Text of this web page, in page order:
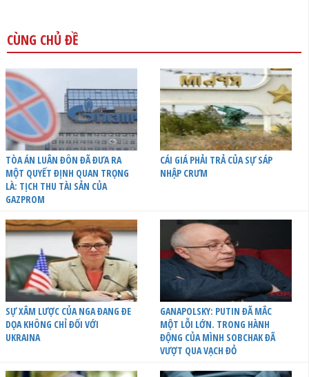
CÙNG CHỦ ĐỀ
TÒA ÁN LUÂN ĐÔN ĐÃ ĐƯA RA
MỘT QUYẾT ĐỊNH QUAN TRỌNG
LÀ: TỊCH THU TÀI SẢN CỦA
GAZPROM
CÁI GIÁ PHẢI TRẢ CỦA SỰ SÁP
NHẬP CRƯM
SỰ XÂM LƯỢC CỦA NGA ĐANG ĐE
DỌA KHÔNG CHỈ ĐỐI VỚI
UKRAINA
GANAPOLSKY: PUTIN ĐÃ MẮC
MỘT LỖI LỚN. TRONG HÀNH
ĐỘNG CỦA MÌNH SOBCHAK ĐÃ
VƯỢT QUA VẠCH ĐỎ